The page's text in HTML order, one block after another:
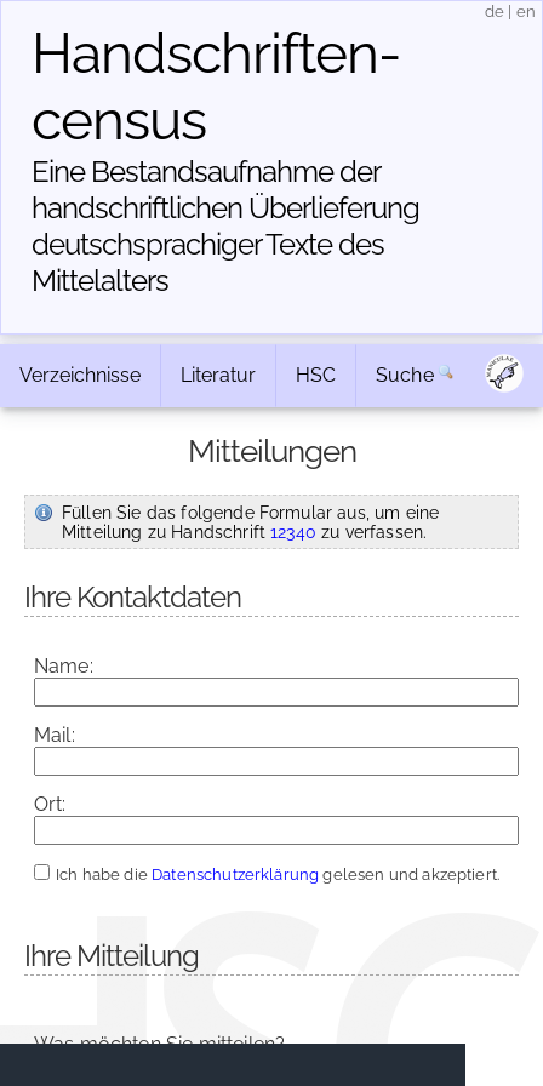
Handschriften­
census
Eine Bestandsaufnahme der
handschriftlichen Über­lieferung
deutschsprachiger Texte des
Mittelalters
de en
Verzeichnisse Literatur HSC Suche
Mitteilungen
Füllen Sie das folgende Formular aus, um eine
Mitteilung zu Handschrift12340 zu verfassen.
Ihre Kontaktdaten
Name:
Mail:
Ort:
Ich habe die Datenschutzerklärung gelesen und akzeptiert.
Ihre Mitteilung
Was möchten Sie mitteilen?